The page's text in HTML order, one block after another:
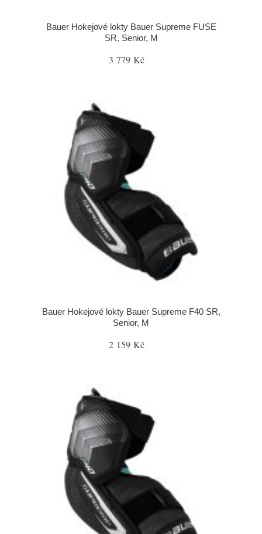
Bauer Hokejové lokty Bauer Supreme FUSE
SR, Senior, M
3 779 Kč
Bauer Hokejové lokty Bauer Supreme F40 SR,
Senior, M
2 159 Kč